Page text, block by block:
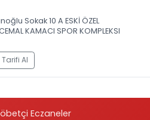
Sokak 10 A ESKİ ÖZEL
KAMACI SPOR KOMPLEKSI
Tarifi Al
Eczaneler